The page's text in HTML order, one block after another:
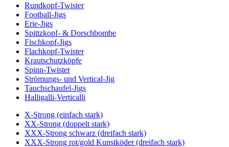
Rundkopf-Twister
Football-Jigs
Erie-Jigs
Spittzkopf- & Dorschbombe
Fischkopf-Jigs
Flachkopf-Twister
Krautschutzköpfe
Spinn-Twister
Strömungs- und Vertical-Jig
Tauchschaufel-Jigs
Halligalli-Verticalli
X-Strong (einfach stark)
XX-Strong (doppelt stark)
XXX-Strong schwarz (dreifach stark)
XXX-Strong rot/gold Kunstköder (dreifach stark)